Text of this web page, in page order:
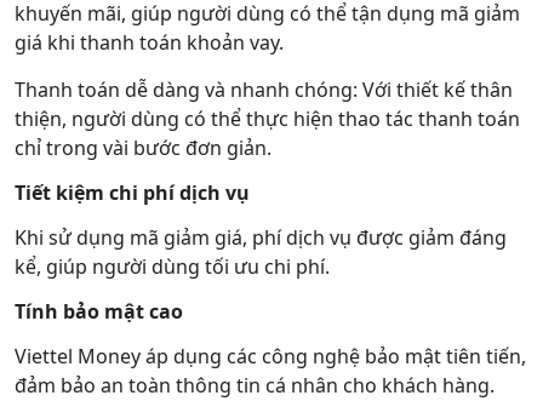
khuyến mãi, giúp người dùng có thể tận dụng mã giảm
giá khi thanh toán khoản vay.
Thanh toán dễ dàng và nhanh chóng: Với thiết kế thân
thiện, người dùng có thể thực hiện thao tác thanh toán
chỉ trong vài bước đơn giản.
Tiết kiệm chi phí dịch vụ
Khi sử dụng mã giảm giá, phí dịch vụ được giảm đáng
kể, giúp người dùng tối ưu chi phí.
Tính bảo mật cao
Viettel Money áp dụng các công nghệ bảo mật tiên tiến,
đảm bảo an toàn thông tin cá nhân cho khách hàng.